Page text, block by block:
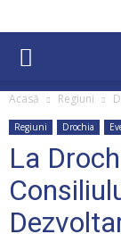
Acasă Regiuni
Regiuni Drochia
La